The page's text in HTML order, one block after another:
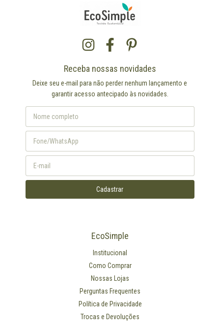
Receba nossas novidades
Deixe seu e-mail para não perder nenhum lançamento e
garantir acesso antecipado às novidades.
EcoSimple
Institucional
Como Comprar
Nossas Lojas
Perguntas Frequentes
Política de Privacidade
Trocas e Devoluções